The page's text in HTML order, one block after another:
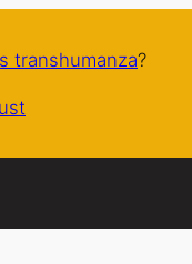
transhumanza?